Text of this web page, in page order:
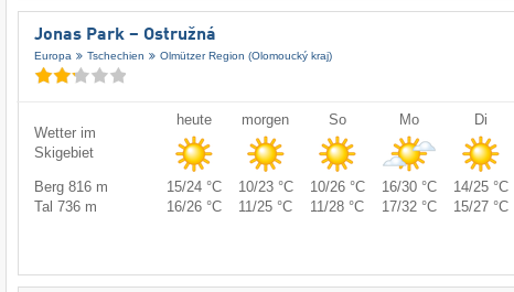
Jonas Park – Ostružná
Europa Tschechien Olmützer Region (Olomoucký kraj)
Wetter im
Skigebiet
heute morgen So Mo Di
Berg 816 m 15/24 °C 10/23 °C 10/26 °C 16/30 °C 14/25 °C
Tal 736 m
16/26 °C 11/25 °C 11/28 °C 17/32 °C 15/27 °C